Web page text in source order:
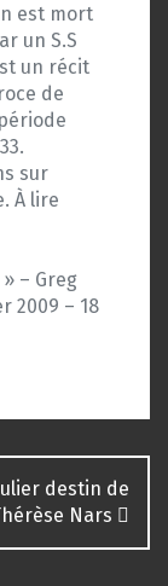
est mort
un S.S
un récit
de
sur
À lire
– Greg
– 18 
destin de
Nars